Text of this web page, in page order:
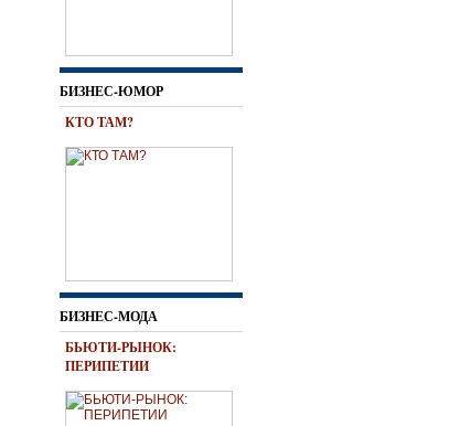
БИЗНЕС-ЮМОР
КТО ТАМ?
БИЗНЕС-МОДА
БЬЮТИ-РЫНОК:
ПЕРИПЕТИИ